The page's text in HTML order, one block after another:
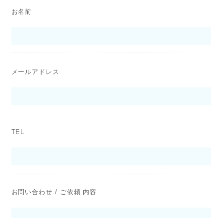
お名前
メールアドレス
TEL
お問い合わせ / ご依頼 内容